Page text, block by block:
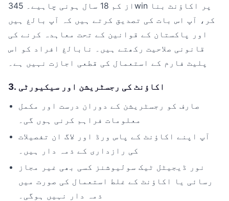
از کم 18 سال ہونی چاہیے۔ 345win پر اکاؤنٹ بنا
کر، آپ اس بات کی تصدیق کرتے ہیں کہ آپ بالغ ہیں
اور پاکستان کے قوانین کے تحت معاہدہ کرنے کی
قانونی صلاحیت رکھتے ہیں۔ نابالغ افراد کو اس
پلیٹ فارم کے استعمال کی قطعی اجازت نہیں ہے۔
3. اکاؤنٹ کی رجسٹریشن اور سیکیورٹی
صارف کو رجسٹریشن کے دوران درست اور مکمل
معلومات فراہم کرنی ہوں گی۔
آپ اپنے اکاؤنٹ کے پاس ورڈ اور لاگ ان تفصیلات
کی رازداری کے ذمہ دار ہیں۔
نور ڈیجیٹل ٹیک سولیوشنز کسی بھی غیر مجاز
رسائی یا اکاؤنٹ کے غلط استعمال کی صورت میں
ذمہ دار نہیں ہوگی۔